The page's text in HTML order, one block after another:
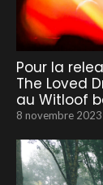
Pour la
The Loved
au Witloof
8 novembre 2023